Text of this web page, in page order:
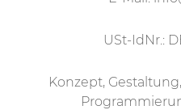
USt-IdNr.:
Konzept,